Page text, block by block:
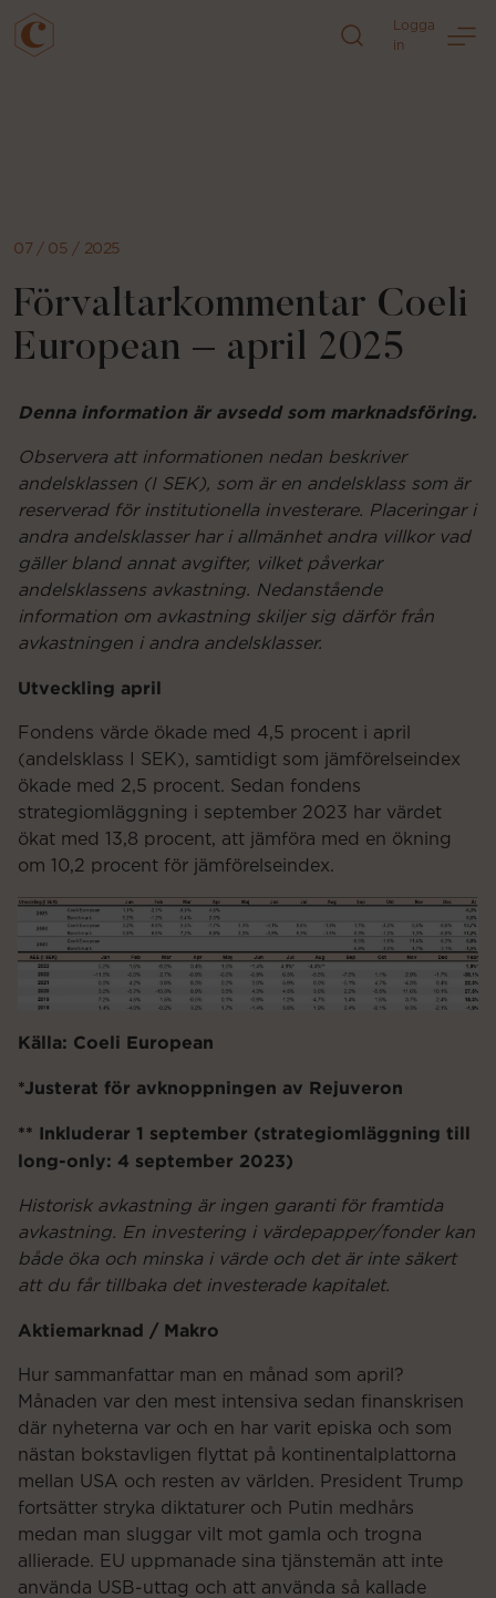
Logga
in
07 / 05 / 2025
Förvaltarkommentar Coeli
European – april 2025
Denna information är avsedd som marknadsföring.
Observera att informationen nedan beskriver
andelsklassen (I SEK), som är en andelsklass som är
reserverad för institutionella investerare. Placeringar i
andra andelsklasser har i allmänhet andra villkor vad
gäller bland annat avgifter, vilket påverkar
andelsklassens avkastning. Nedanstående
information om avkastning skiljer sig därför från
avkastningen i andra andelsklasser.
Utveckling april
Fondens värde ökade med 4,5 procent i april
(andelsklass I SEK), samtidigt som jämförelseindex
ökade med 2,5 procent. Sedan fondens
strategiomläggning i september 2023 har värdet
ökat med 13,8 procent, att jämföra med en ökning
om 10,2 procent för jämförelseindex.
Källa: Coeli European
*Justerat för avknoppningen av Rejuveron
** Inkluderar 1 september (strategiomläggning till
long-only: 4 september 2023)
Historisk avkastning är ingen garanti för framtida
avkastning. En investering i värdepapper/fonder kan
både öka och minska i värde och det är inte säkert
att du får tillbaka det investerade kapitalet.
Aktiemarknad / Makro
Hur sammanfattar man en månad som april?
Månaden var den mest intensiva sedan finanskrisen
där nyheterna var och en har varit episka och som
nästan bokstavligen flyttat på kontinentalplattorna
mellan USA och resten av världen. President Trump
fortsätter stryka diktaturer och Putin medhårs
medan man sluggar vilt mot gamla och trogna
allierade. EU uppmanade sina tjänstemän att inte
använda USB-uttag och att använda så kallade